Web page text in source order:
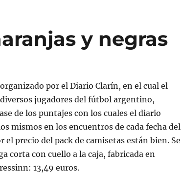
y negras
por el Diario Clarín, en el cual el
jugadores del fútbol argentino,
de los puntajes con los cuales el diario
mismos en los encuentros de cada fecha del
el precio del pack de camisetas están bien. Se
corta con cuello a la caja, fabricada en
13,49 euros.